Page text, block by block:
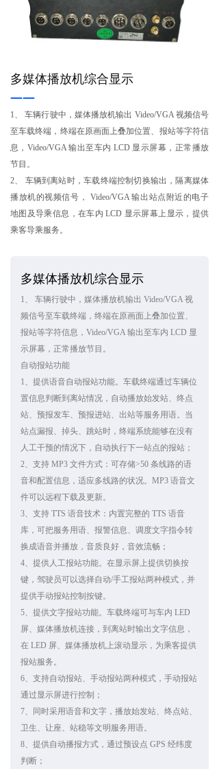
多媒体播放机综合显示
——
1、 车辆行驶中，媒体播放机输出 Video/VGA 视频信号
至车载终端，终端在原画面上叠加位置、报站等字符信
息，Video/VGA 输出至车内 LCD 显示屏幕，正常播放
节目。
2、 车辆到离站时，车载终端控制切换输出，隔离媒体
播放机的视频信号， Video/VGA 输出站点附近的电子
地图及导乘信息，在车内 LCD 显示屏幕上显示，提供
乘客导乘服务。
多媒体播放机综合显示
1、 车辆行驶中，媒体播放机输出 Video/VGA 视
频信号至车载终端，终端在原画面上叠加位置、
报站等字符信息，Video/VGA 输出至车内 LCD 显
示屏幕，正常播放节目。
自动报站功能
1、提供语音自动报站功能。车载终端通过车辆位
置信息判断到离站情况，自动播放始发站、终点
站、预报发车、预报进站、出站等服务用语。当
站点漏报、掉头、跳站时，终端系统能够在没有
人工干预的情况下，自动执行下一站点的报站；
2、支持 MP3 文件方式：可存储>50 条线路的语
音和配置信息，适应多线路的状况。MP3 语音文
件可以远程下载及更新。
3、支持 TTS 语音技术：内置完整的 TTS 语音
库，可把服务用语、报警信息、调度文字指令转
换成语音并播放，音质良好，音效流畅；
4、提供人工报站功能。在显示屏上提供切换按
键，驾驶员可以选择自动/手工报站两种模式，并
提供手动报站控制按键。
5、提供文字报站功能。车载终端可与车内 LED
屏、媒体播放机连接，到离站时输出文字信息，
在 LED 屏、媒体播放机上滚动显示，为乘客提供
报站服务。
6、支持自动报站、手动报站两种模式，手动报站
通过显示屏进行控制；
7、同时采用语音和文字，播放始发站、终点站、
卫生、让座、站稳等文明服务用语。
8、提供自动播报方式，通过预设点 GPS 经纬度
判断；